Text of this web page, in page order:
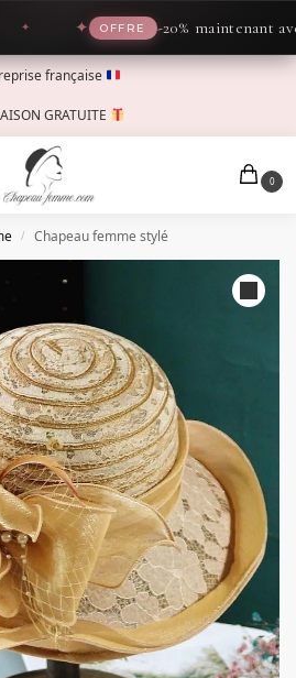
OFFRE -20% maintenant avec
française
GRATUITE
0
/ Chapeau femme stylé